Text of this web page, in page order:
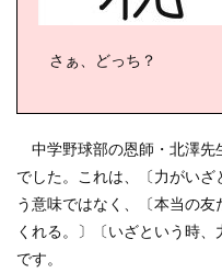
さぁ、どっち？
中学野球部の恩師・北澤先
でした。これは、〔力がい
う意味ではなく、〔本当の
くれる。〕〔いざという時
です。